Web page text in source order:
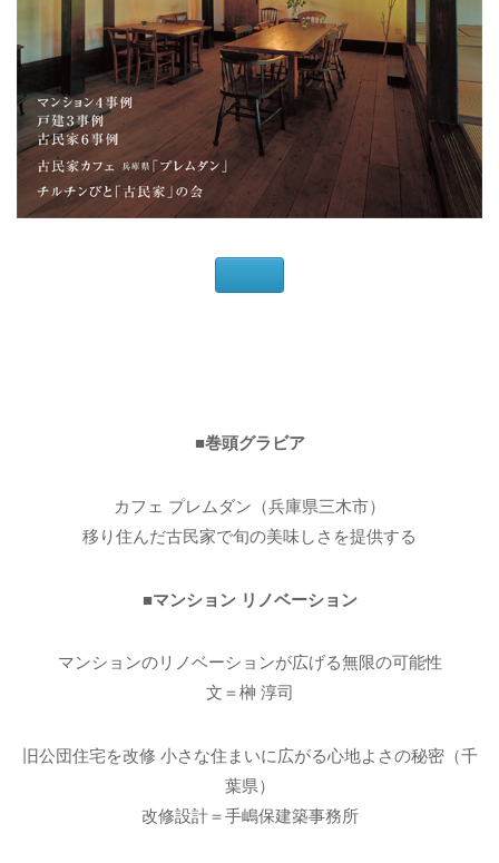
■巻頭グラビア
カフェ プレムダン（兵庫県三木市）
移り住んだ古民家で旬の美味しさを提供する
■マンション リノベーション
マンションのリノベーションが広げる無限の可能性
文＝榊 淳司
旧公団住宅を改修 小さな住まいに広がる心地よさの秘密（千
葉県）
改修設計＝手嶋保建築事務所